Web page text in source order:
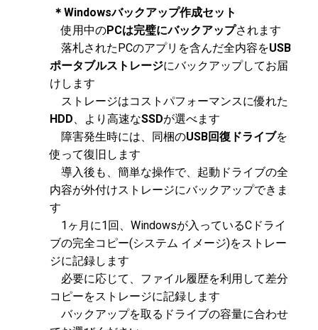
＊Windowsバックアップ作成セット
使用中のPCは完璧にバックアップされます
落札されたPCのアプリを含んだ全内容をUSB
ポータブルストレージにバックアップしてお届
けします
ストレージはコストパフォーマンスに優れた
HDD、より高速なSSDが選べます
障害発生時には、同梱のUSB回復ドライブを
使って復旧します
導入後も、簡単な操作で、起動ドライブの全
内容が外付けストレージにバックアップできま
す
1ヶ月に1回、Windowsが入っているCドライ
ブの完全コピー(システム イメージ)をストレー
ジに記録します
必要に応じて、ファイル履歴を利用して差分
コピーをストレージに記録します
バックアップを取るドライブの容量に合わせ